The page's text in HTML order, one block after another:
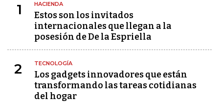
1 HACIENDA
Estos son los invitados
internacionales que llegan a la
posesión de De la Espriella
2 TECNOLOGÍA
Los gadgets innovadores que están
transformando las tareas cotidianas
del hogar